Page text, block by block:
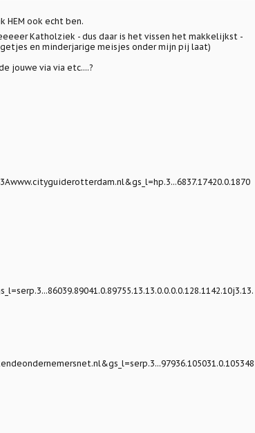
HEM ook echt ben.
Katholziek - dus daar is het vissen het makkelijkst -
en minderjarige meisjes onder mijn pij laat)
jouwe via via etc....?